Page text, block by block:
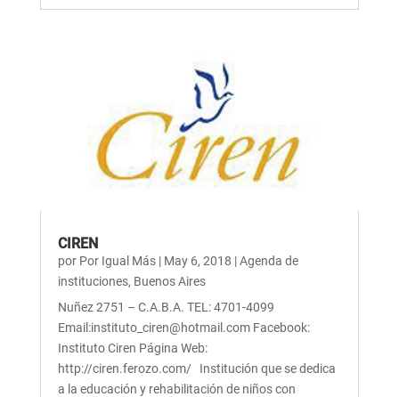
CIREN
por Por Igual Más| May 6, 2018 |Agenda de
instituciones, Buenos Aires
Nuñez 2751 – C.A.B.A. TEL: 4701-4099
Email:instituto_ciren@hotmail.com Facebook:
Instituto Ciren Página Web:
http://ciren.ferozo.com/ Institución que se dedica
a la educación y rehabilitación de niños con